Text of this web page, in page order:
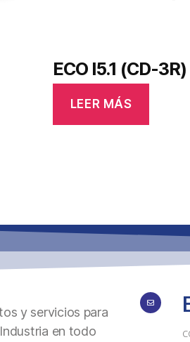
ECO I5.1 (CD-3R)
LEER MÁS
y servicios para
en todo